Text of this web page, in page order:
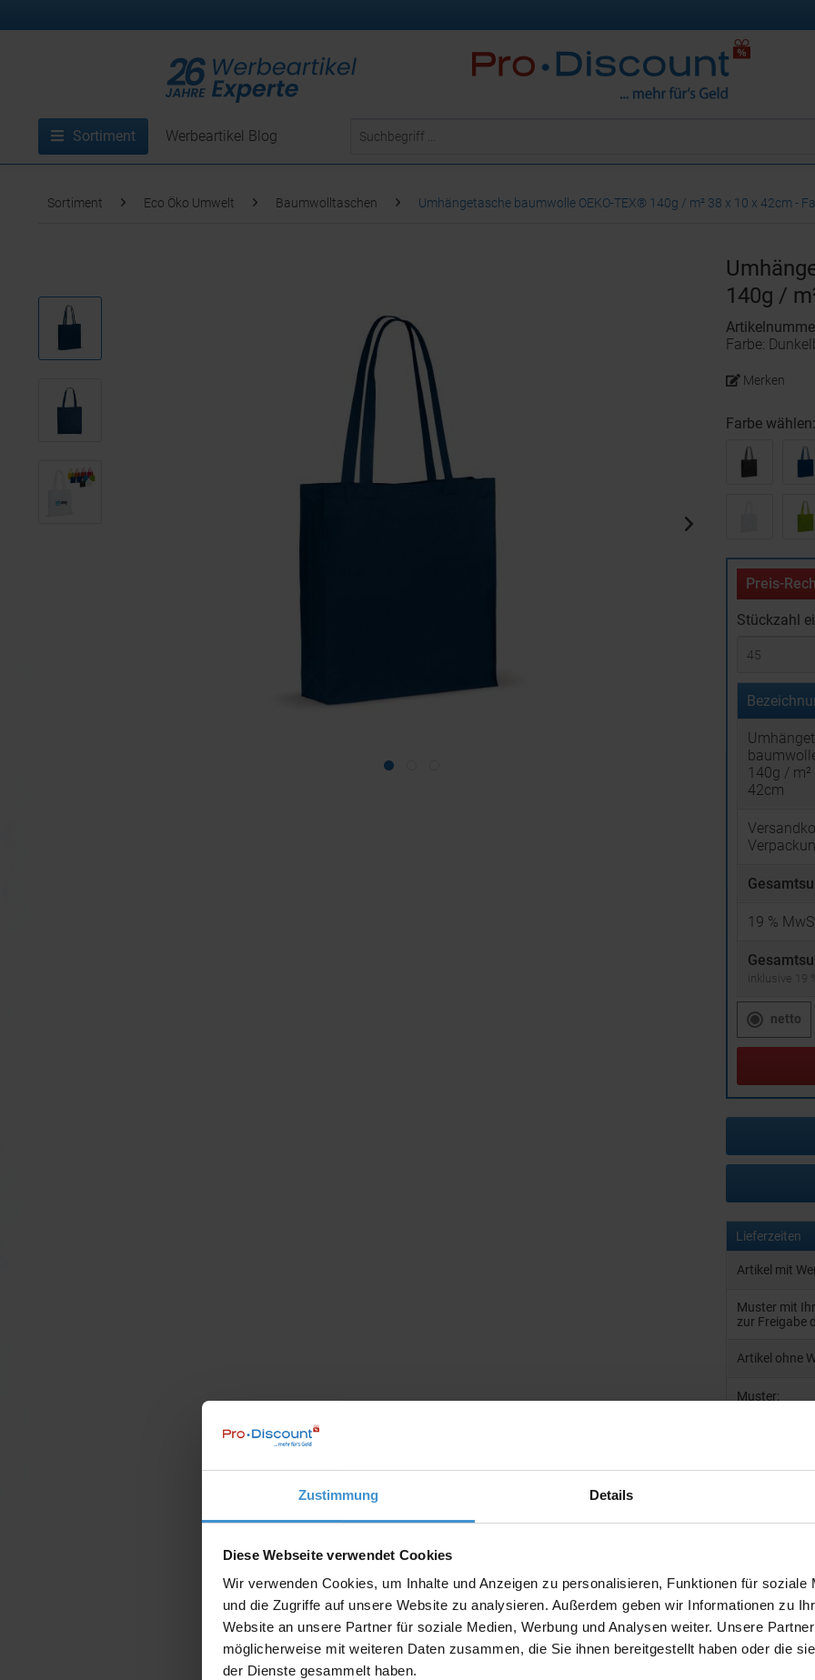
Zustimmung Details
Diese Webseite verwendet Cookies
Wir verwenden Cookies, um Inhalte und Anzeigen zu personalisieren, Funktionen für soziale
und die Zugriffe auf unsere Website zu analysieren. Außerdem geben wir Informationen zu
Website an unsere Partner für soziale Medien, Werbung und Analysen weiter. Unsere
möglicherweise mit weiteren Daten zusammen, die Sie ihnen bereitgestellt haben oder die
der Dienste gesammelt haben.
Sortiment Werbeartikel Blog
Sortiment Eco Öko Umwelt Baumwolltaschen Umhängetasche baumwolle OEKO-TEX® 140g / m² 38 x 10 x 42cm -
140g /
Farbe:
Merken
Farbe wählen:
Preis-
Stückzahl
140g /
42cm
19 %
inklusive 19
netto
Lieferzeiten
Artikel mit
Muster mit
zur Freigabe
Artikel ohne
Muster:
Ausführung: